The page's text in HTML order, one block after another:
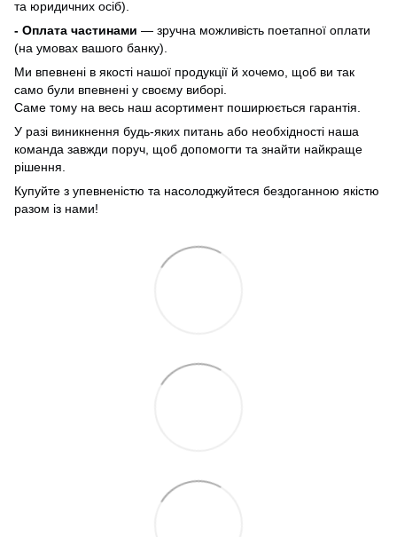
та юридичних осіб).
- Оплата частинами — зручна можливість поетапної оплати
(на умовах вашого банку).
Ми впевнені в якості нашої продукції й хочемо, щоб ви так
само були впевнені у своєму виборі.
Саме тому на весь наш асортимент поширюється гарантія.
У разі виникнення будь-яких питань або необхідності наша
команда завжди поруч, щоб допомогти та знайти найкраще
рішення.
Купуйте з упевненістю та насолоджуйтеся бездоганною якістю
разом із нами!